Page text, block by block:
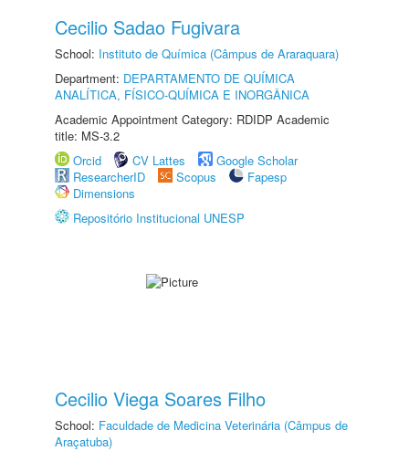
Cecilio Sadao Fugivara
School: Instituto de Química (Câmpus de Araraquara)
Department: DEPARTAMENTO DE QUÍMICA
ANALÍTICA, FÍSICO-QUÍMICA E INORGÂNICA
Academic Appointment Category: RDIDP Academic
title: MS-3.2
Orcid
CV Lattes
Google Scholar
ResearcherID
Scopus
Fapesp
Dimensions
Repositório Institucional UNESP
Cecilio Viega Soares Filho
School: Faculdade de Medicina Veterinária (Câmpus de
Araçatuba)